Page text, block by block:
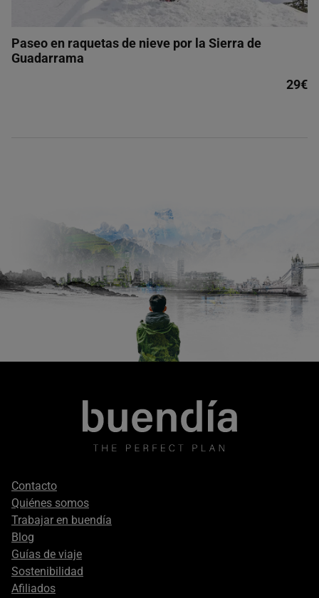
Paseo en raquetas de nieve por la Sierra de
Guadarrama
29€
Footer
secondary
Contacto
Quiénes somos
Trabajar en buendía
Blog
Guías de viaje
Sostenibilidad
Afiliados